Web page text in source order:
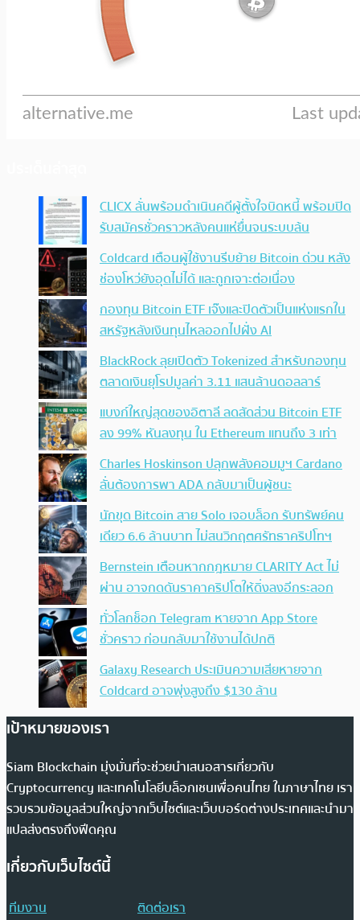
CLICX ลั่นพร้อมดำเนินคดีผู้ตั้งใจบิดหนี้ พร้อมปิด
รับสมัครชั่วคราวหลังคนแห่ยื่นจนระบบล้น
Coldcard เตือนผู้ใช้งานรีบย้าย Bitcoin ด่วน หลัง
ช่องโหว่ยังอุดไม่ได้ และถูกเจาะต่อเนื่อง
กองทุน Bitcoin ETF เจ๊งและปิดตัวเป็นแห่งแรกใน
สหรัฐหลังเงินทุนไหลออกไปฝั่ง AI
BlackRock ลุยเปิดตัว Tokenized สำหรับกองทุน
ตลาดเงินยุโรปมูลค่า 3.11 แสนล้านดอลลาร์
แบงก์ใหญ่สุดของอิตาลี ลดสัดส่วน Bitcoin ETF
ลง 99% หันลงทุน ใน Ethereum แทนถึง 3 เท่า
Charles Hoskinson ปลุกพลังคอมมูฯ Cardano
ลั่นต้องการพา ADA กลับมาเป็นผู้ชนะ
นักขุด Bitcoin สาย Solo เจอบล็อก รับทรัพย์คน
เดียว 6.6 ล้านบาท ไม่สนวิกฤตศรัทธาคริปโทฯ
Bernstein เตือนหากกฎหมาย CLARITY Act ไม่
ผ่าน อาจกดดันราคาคริปโตให้ดิ่งลงอีกระลอก
ทั่วโลกช็อก Telegram หายจาก App Store
ชั่วคราว ก่อนกลับมาใช้งานได้ปกติ
Galaxy Research ประเมินความเสียหายจาก
Coldcard อาจพุ่งสูงถึง $130 ล้าน
เป้าหมายของเรา
Siam Blockchain มุ่งมั่นที่จะช่วยนำเสนอสารเกี่ยวกับ
Cryptocurrency และเทคโนโลยีบล็อกเชนเพื่อคนไทย ในภาษาไทย เรา
รวบรวมข้อมูลส่วนใหญ่จากเว็บไซต์และเว็บบอร์ดต่างประเทศและนำมา
แปลส่งตรงถึงฟีดคุณ
เกี่ยวกับเว็บไซต์นี้
ทีมงาน
ติดต่อเรา